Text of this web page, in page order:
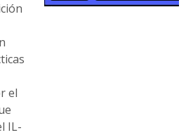
el
IL-